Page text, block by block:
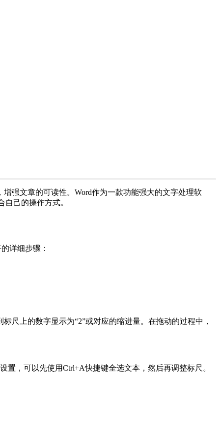
强文章的可读性。Word作为一款功能强大的文字处理软
己的操作方式。
详细步骤：
尺上的数字显示为“2”或对应的缩进量。在拖动的过程中，
，可以先使用Ctrl+A快捷键全选文本，然后再调整标尺。